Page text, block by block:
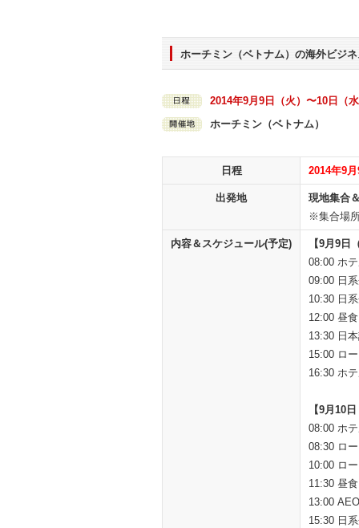
ホーチミン（ベトナム）の海外ビジ
2014年9月9日（火）〜10日（
ホーチミン（ベトナム）
日程 2014年9
出発地
現地集合
※集合場
内容＆スケジュール(予定)
【9月9日
08:00 ホ
09:00 日
10:30 日
12:00 昼食
13:30 日
15:00 ロ
16:30 ホ
【9月10
08:00 ホ
08:30 ロ
10:00 ロ
11:30 昼食
13:00
15:30 日